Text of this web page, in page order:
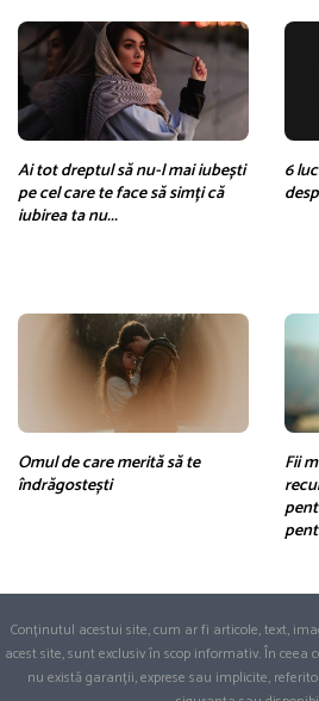
Ai tot dreptul să nu-l mai iubești
pe cel care te face să simți că
iubirea ta nu...
6
Omul de care merită să te
îndrăgostești
Fii
Conținutul acestui site, cum ar fi articole, text,
acest site, sunt exclusiv în scop informativ. În ceea
nu există garanții, exprese sau implicite,